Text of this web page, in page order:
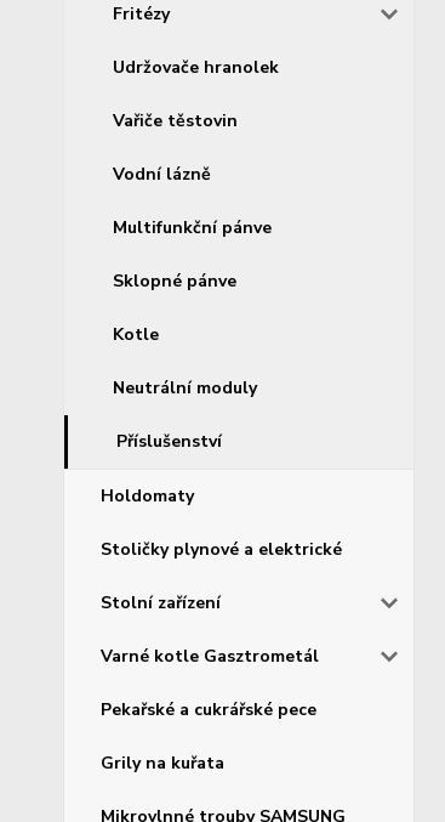
Fritézy
Udržovače hranolek
Vařiče těstovin
Vodní lázně
Multifunkční pánve
Sklopné pánve
Kotle
Neutrální moduly
Příslušenství
Holdomaty
Stoličky plynové a elektrické
Stolní zařízení
Varné kotle Gasztrometál
Pekařské a cukrářské pece
Grily na kuřata
Mikrovlnné trouby SAMSUNG